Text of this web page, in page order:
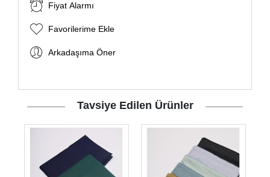
Fiyat Alarmı
Favorilerime Ekle
Arkadaşıma Öner
Tavsiye Edilen Ürünler